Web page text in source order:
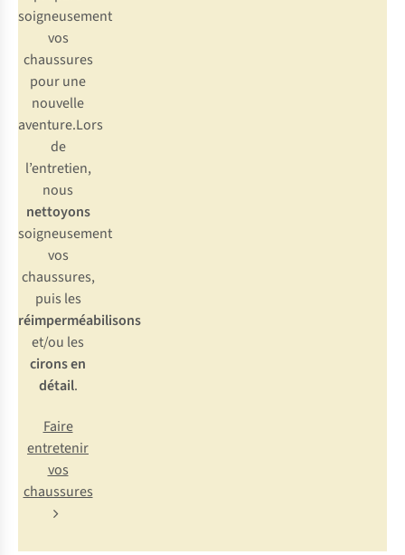
soigneusement
vos
chaussures
pour une
nouvelle
aventure.Lors
de
l’entretien,
nous
nettoyons
soigneusement
vos
chaussures,
puis les
réimperméabilisons
et/ou les
cirons en
détail.
Faire
entretenir
vos
chaussures